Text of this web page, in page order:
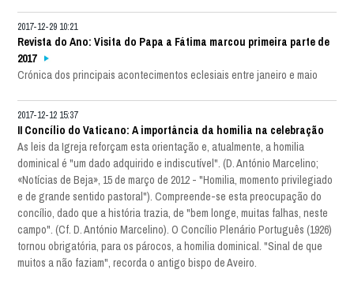
2017-12-29 10:21
Revista do Ano: Visita do Papa a Fátima marcou primeira parte de
2017
Crónica dos principais acontecimentos eclesiais entre janeiro e maio
2017-12-12 15:37
II Concílio do Vaticano: A importância da homilia na celebração
As leis da Igreja reforçam esta orientação e, atualmente, a homilia
dominical é "um dado adquirido e indiscutível". (D. António Marcelino;
«Notícias de Beja», 15 de março de 2012 - "Homilia, momento privilegiado
e de grande sentido pastoral"). Compreende-se esta preocupação do
concílio, dado que a história trazia, de "bem longe, muitas falhas, neste
campo". (Cf. D. António Marcelino). O Concílio Plenário Português (1926)
tornou obrigatória, para os párocos, a homilia dominical. "Sinal de que
muitos a não faziam", recorda o antigo bispo de Aveiro.